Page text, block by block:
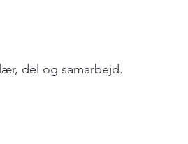
del og samarbejd.